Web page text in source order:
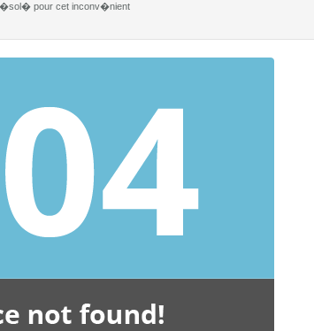
pour cet inconv�nient